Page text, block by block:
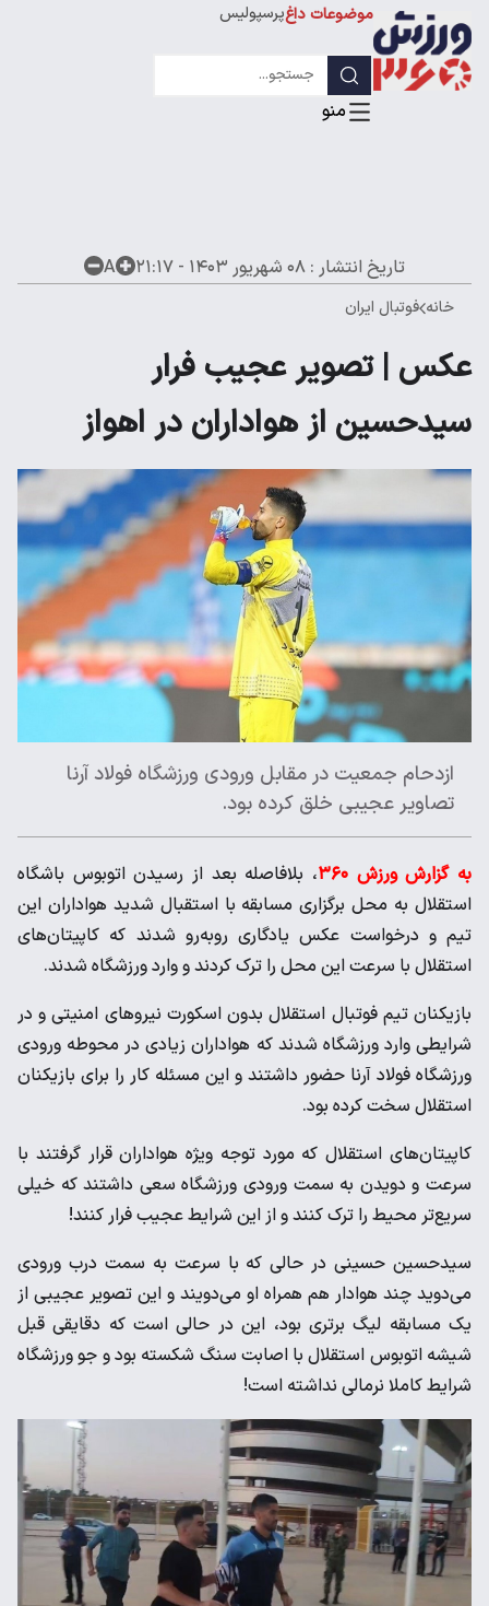
موضوعات داغپرسپولیس
لیگ قهرمانان
تاریخ انتشار : ۰۸ شهریور ۱۴۰۳ - ۲۱:۱۷ A
خانه فوتبال ایران
عکس | تصویر عجیب فرار
سیدحسین از هواداران در اهواز
ازدحام جمعیت در مقابل ورودی ورزشگاه فولاد آرنا
تصاویر عجیبی خلق کرده بود.
به گزارش ورزش ۳۶۰
، بلافاصله بعد از رسیدن اتوبوس باشگاه
استقلال به محل برگزاری مسابقه با استقبال شدید هواداران این
تیم و درخواست عکس یادگاری روبه‌رو شدند که کاپیتان‌های
استقلال با سرعت این محل را ترک کردند و وارد ورزشگاه شدند.
بازیکنان تیم فوتبال استقلال بدون اسکورت نیروهای امنیتی و در
شرایطی وارد ورزشگاه شدند که هواداران زیادی در محوطه ورودی
ورزشگاه فولاد آرنا حضور داشتند و این مسئله کار را برای بازیکنان
استقلال سخت کرده بود.
کاپیتان‌های استقلال که مورد توجه ویژه هواداران قرار گرفتند با
سرعت و دویدن به سمت ورودی ورزشگاه سعی داشتند که خیلی
سریع‌تر محیط را ترک کنند و از این شرایط عجیب فرار کنند!
سیدحسین حسینی در حالی که با سرعت به سمت درب ورودی
می‌دوید چند هوادار هم همراه او می‌دویند و این تصویر عجیبی از
یک مسابقه لیگ برتری بود، این در حالی است که دقایقی قبل
شیشه اتوبوس استقلال با اصابت سنگ شکسته بود و جو ورزشگاه
شرایط کاملا نرمالی نداشته است!